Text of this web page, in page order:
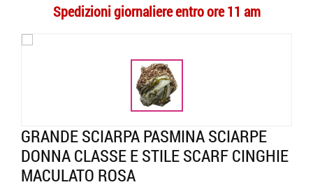
Spedizioni giornaliere entro ore 11 am
GRANDE SCIARPA PASMINA SCIARPE
DONNA CLASSE E STILE SCARF CINGHIE
MACULATO ROSA